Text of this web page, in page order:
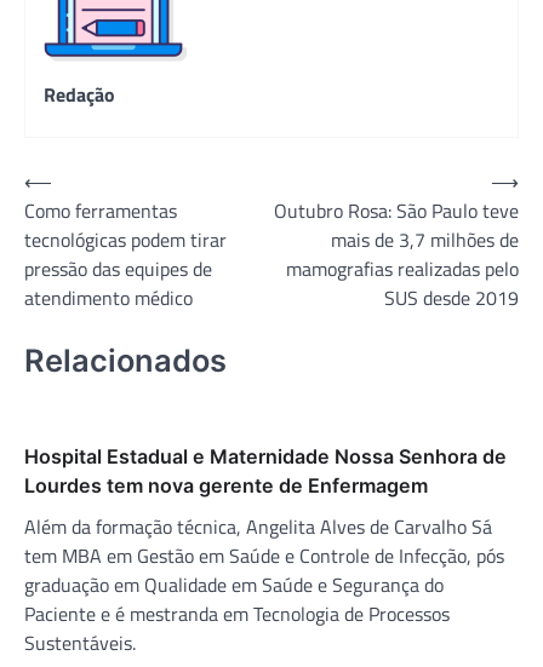
Redação
Navegação
de
Post
⟵
Como ferramentas
tecnológicas podem tirar
pressão das equipes de
atendimento médico
Outubro Rosa: São Paulo teve
mais de 3,7 milhões de
mamografias realizadas pelo
SUS desde 2019
⟶
Relacionados
Hospital Estadual e Maternidade Nossa Senhora de
Lourdes tem nova gerente de Enfermagem
Além da formação técnica, Angelita Alves de Carvalho Sá
tem MBA em Gestão em Saúde e Controle de Infecção, pós
graduação em Qualidade em Saúde e Segurança do
Paciente e é mestranda em Tecnologia de Processos
Sustentáveis.